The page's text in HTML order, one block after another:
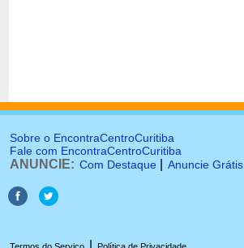
Sobre o EncontraCentroCuritiba
Fale com EncontraCentroCuritiba
ANUNCIE: Com Destaque Anuncie Grátis